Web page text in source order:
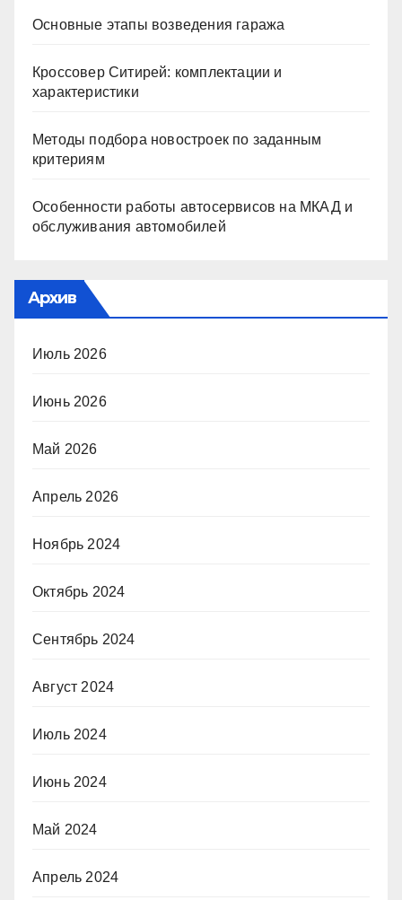
Основные этапы возведения гаража
Кроссовер Ситирей: комплектации и
характеристики
Методы подбора новостроек по заданным
критериям
Особенности работы автосервисов на МКАД и
обслуживания автомобилей
Архив
Июль 2026
Июнь 2026
Май 2026
Апрель 2026
Ноябрь 2024
Октябрь 2024
Сентябрь 2024
Август 2024
Июль 2024
Июнь 2024
Май 2024
Апрель 2024